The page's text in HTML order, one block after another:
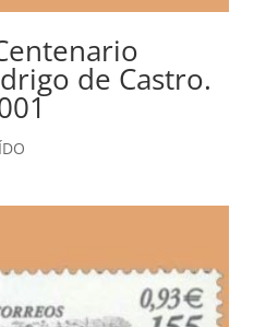
de Castro.